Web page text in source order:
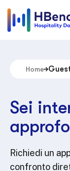
Home
Sei
Richiedi un
confronto